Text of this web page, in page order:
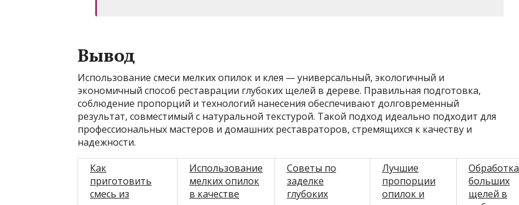
Вывод
Использование смеси мелких опилок и клея — универсальный, экологичный и
экономичный способ реставрации глубоких щелей в дереве. Правильная подготовка,
соблюдение пропорций и технологий нанесения обеспечивают долговременный
результат, совместимый с натуральной текстурой. Такой подход идеально подходит для
профессиональных мастеров и домашних реставраторов, стремящихся к качеству и
надежности.
Как
приготовить
смесь из
Использование
мелких опилок
в качестве
Советы по
заделке
глубоких
Лучшие
пропорции
опилок и
Обработка
больших
щелей в